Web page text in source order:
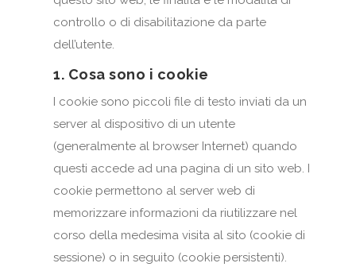
controllo o di disabilitazione da parte
dell’utente.
1. Cosa sono i cookie
I cookie sono piccoli file di testo inviati da un
server al dispositivo di un utente
(generalmente al browser Internet) quando
questi accede ad una pagina di un sito web. I
cookie permettono al server web di
memorizzare informazioni da riutilizzare nel
corso della medesima visita al sito (cookie di
sessione) o in seguito (cookie persistenti).